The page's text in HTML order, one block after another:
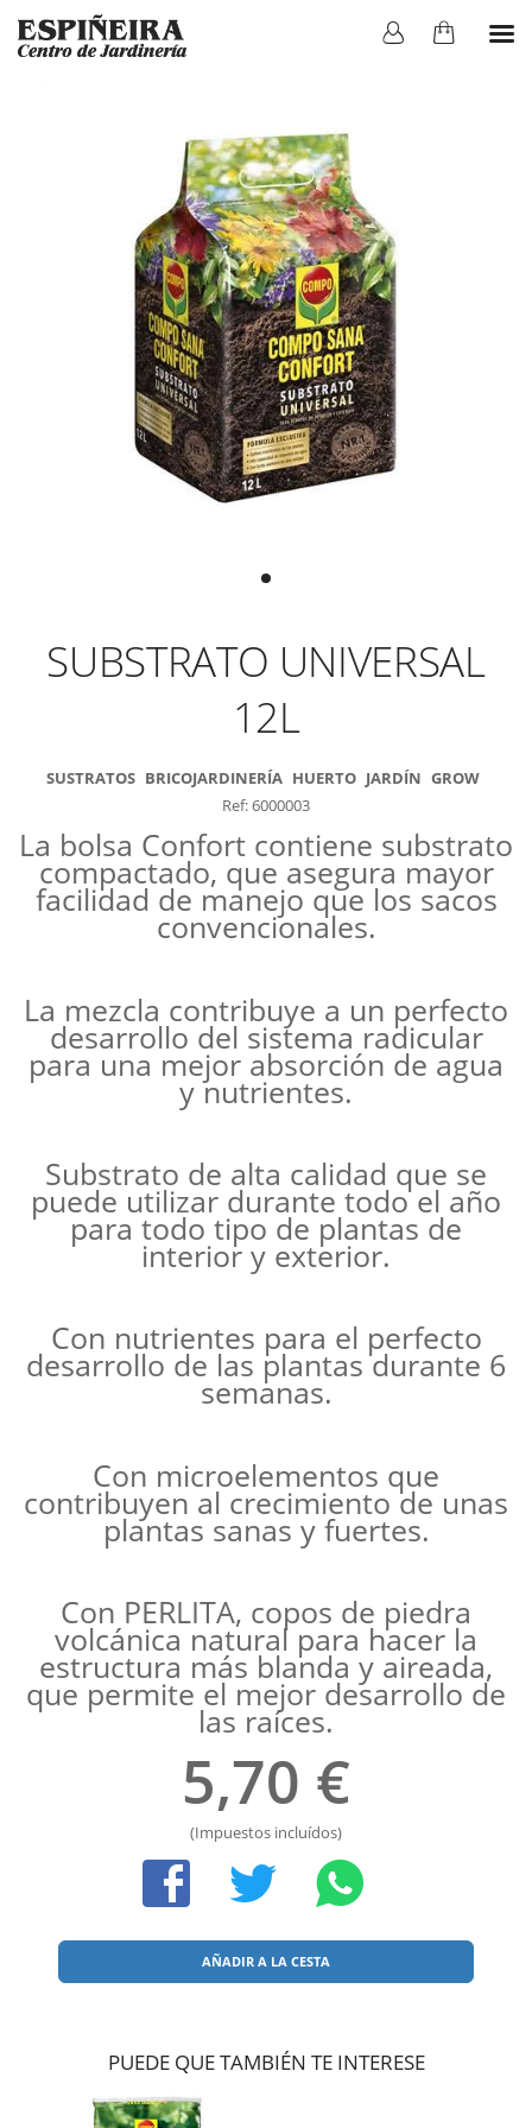
SUBSTRATO UNIVERSAL
12L
SUSTRATOS BRICOJARDINERÍA HUERTO JARDÍN GROW
Ref: 6000003
La bolsa Confort contiene substrato
compactado, que asegura mayor
facilidad de manejo que los sacos
convencionales.
La mezcla contribuye a un perfecto
desarrollo del sistema radicular
para una mejor absorción de agua
y nutrientes.
Substrato de alta calidad que se
puede utilizar durante todo el año
para todo tipo de plantas de
interior y exterior.
Con nutrientes para el perfecto
desarrollo de las plantas durante 6
semanas.
Con microelementos que
contribuyen al crecimiento de unas
plantas sanas y fuertes.
Con PERLITA, copos de piedra
volcánica natural para hacer la
estructura más blanda y aireada,
que permite el mejor desarrollo de
las raíces.
5,70 €
(Impuestos incluídos)
AÑADIR A LA CESTA
PUEDE QUE TAMBIÉN TE INTERESE